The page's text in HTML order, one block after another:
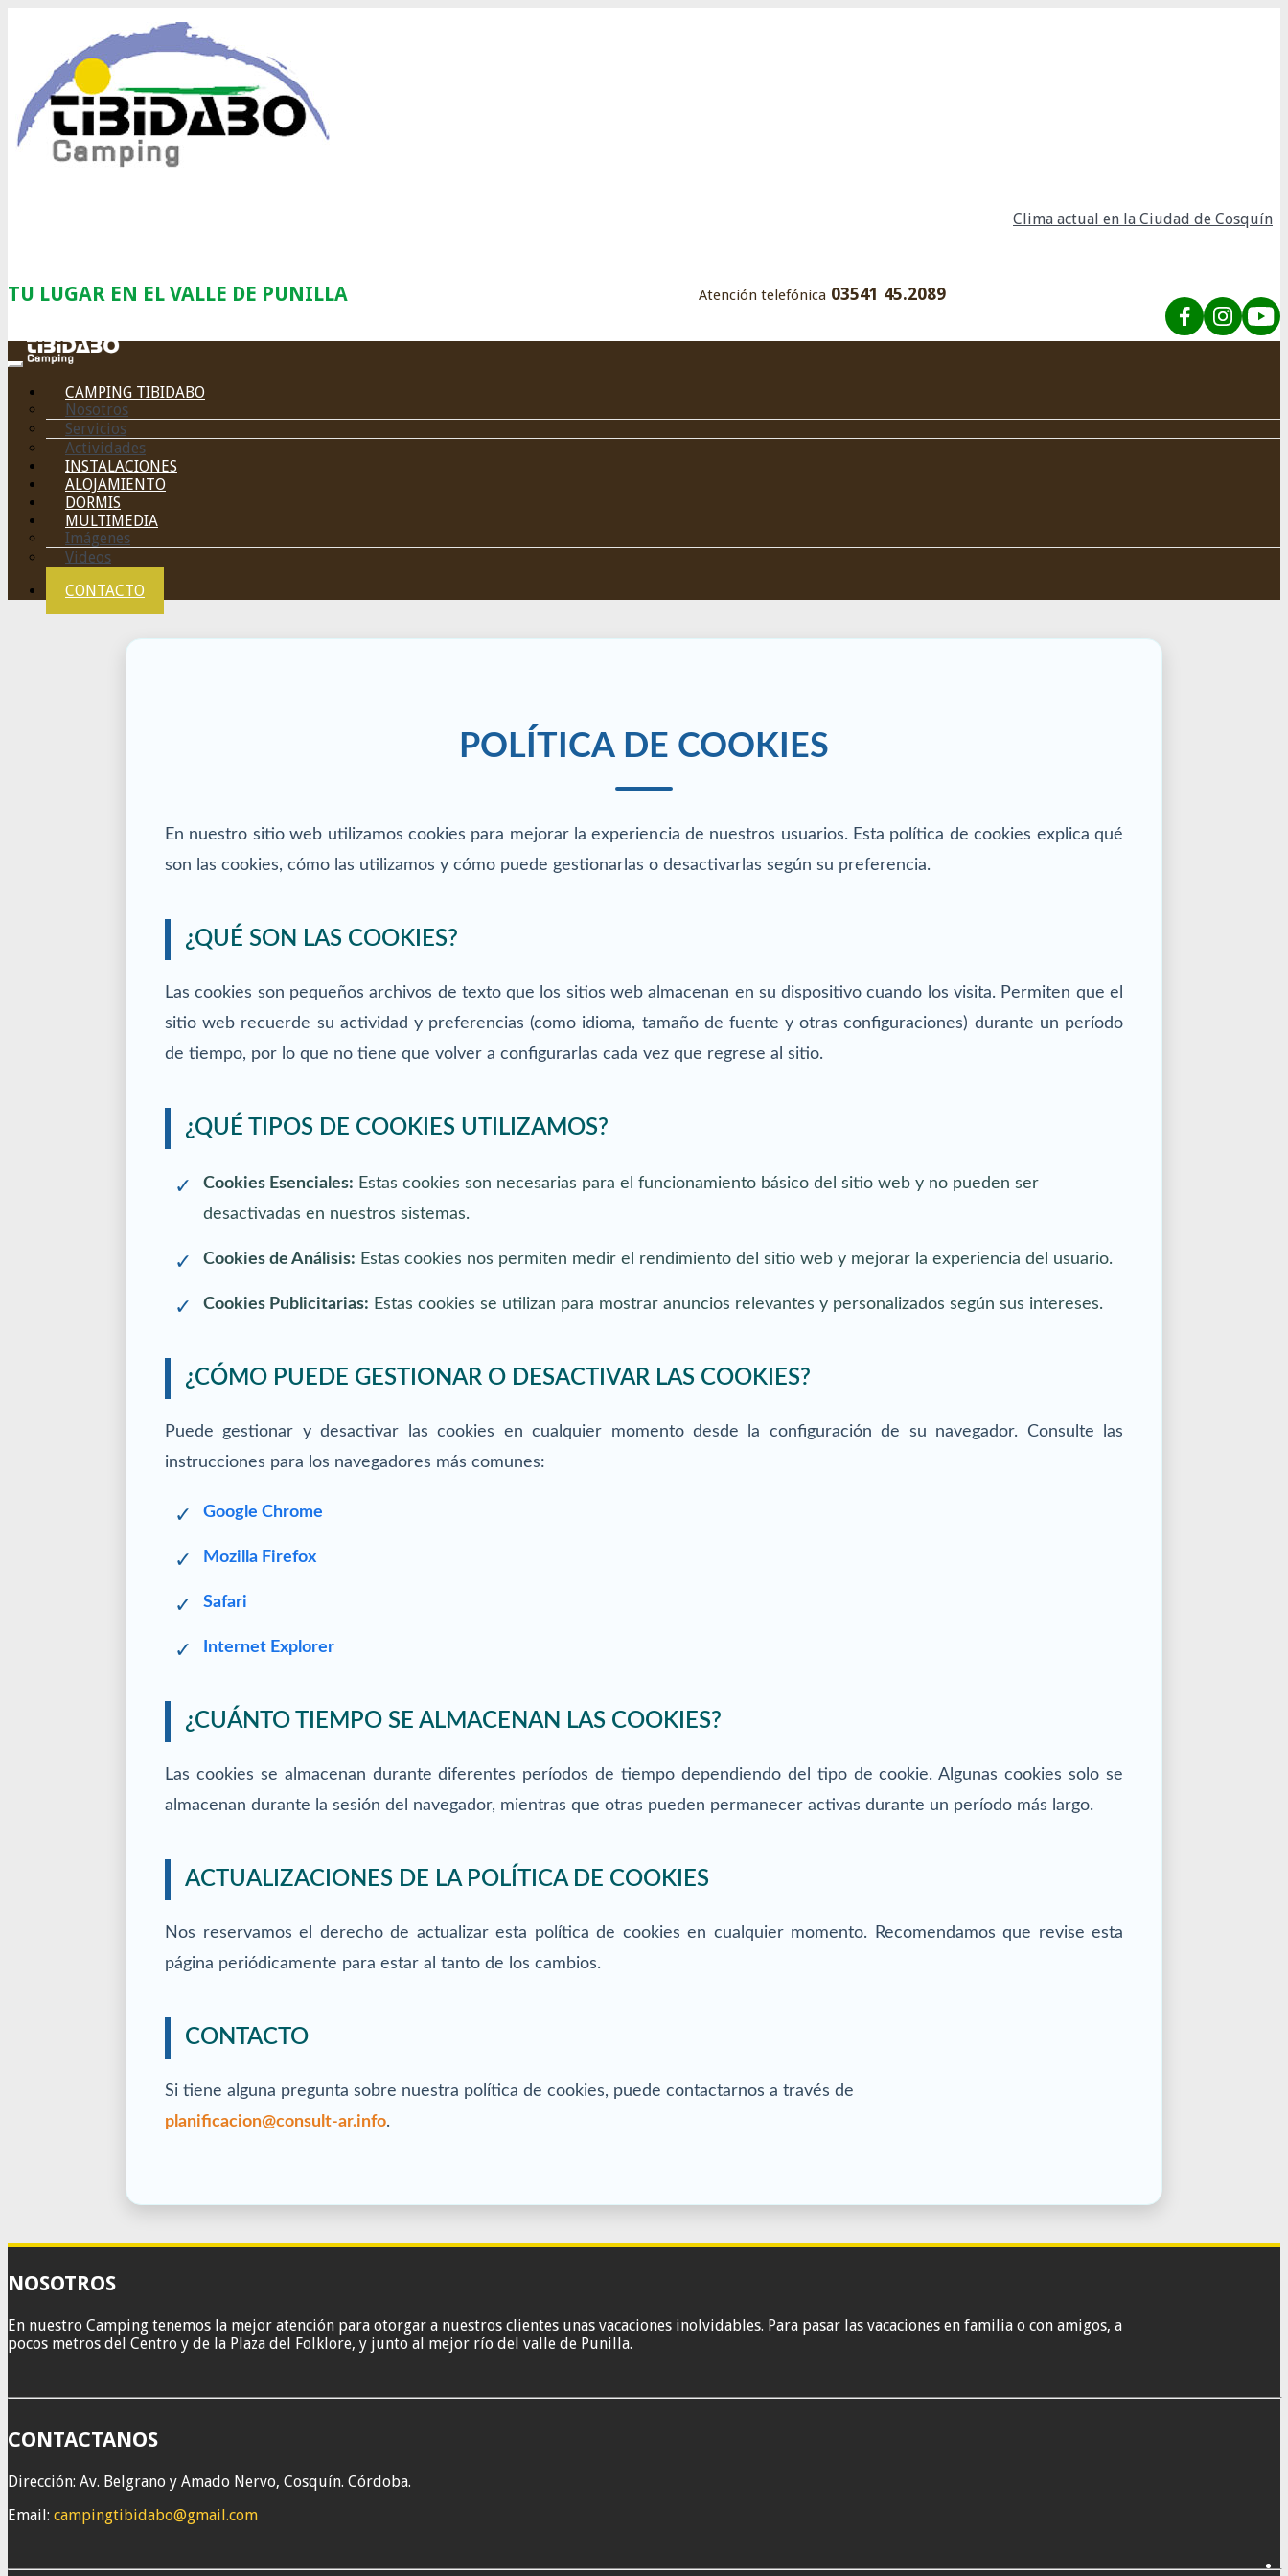
Clima actual en la Ciudad de Cosquín
TU LUGAR EN EL VALLE DE PUNILLA Atención telefónica 03541 45.2089
CAMPING TIBIDABO
Nosotros
Servicios
Actividades
INSTALACIONES
ALOJAMIENTO
DORMIS
MULTIMEDIA
Imágenes
Videos
CONTACTO
POLÍTICA DE COOKIES
En nuestro sitio web utilizamos cookies para mejorar la experiencia de nuestros usuarios. Esta política de cookies explica qué
son las cookies, cómo las utilizamos y cómo puede gestionarlas o desactivarlas según su preferencia.
¿QUÉ SON LAS COOKIES?
Las cookies son pequeños archivos de texto que los sitios web almacenan en su dispositivo cuando los visita. Permiten que el
sitio web recuerde su actividad y preferencias (como idioma, tamaño de fuente y otras configuraciones) durante un período
de tiempo, por lo que no tiene que volver a configurarlas cada vez que regrese al sitio.
¿QUÉ TIPOS DE COOKIES UTILIZAMOS?
Cookies Esenciales: Estas cookies son necesarias para el funcionamiento básico del sitio web y no pueden ser
desactivadas en nuestros sistemas.
Cookies de Análisis: Estas cookies nos permiten medir el rendimiento del sitio web y mejorar la experiencia del usuario.
Cookies Publicitarias: Estas cookies se utilizan para mostrar anuncios relevantes y personalizados según sus intereses.
¿CÓMO PUEDE GESTIONAR O DESACTIVAR LAS COOKIES?
Puede gestionar y desactivar las cookies en cualquier momento desde la configuración de su navegador. Consulte las
instrucciones para los navegadores más comunes:
Google Chrome
Mozilla Firefox
Safari
Internet Explorer
¿CUÁNTO TIEMPO SE ALMACENAN LAS COOKIES?
Las cookies se almacenan durante diferentes períodos de tiempo dependiendo del tipo de cookie. Algunas cookies solo se
almacenan durante la sesión del navegador, mientras que otras pueden permanecer activas durante un período más largo.
ACTUALIZACIONES DE LA POLÍTICA DE COOKIES
Nos reservamos el derecho de actualizar esta política de cookies en cualquier momento. Recomendamos que revise esta
página periódicamente para estar al tanto de los cambios.
CONTACTO
Si tiene alguna pregunta sobre nuestra política de cookies, puede contactarnos a través de
planificacion@consult-ar.info.
NOSOTROS
En nuestro Camping tenemos la mejor atención para otorgar a nuestros clientes unas vacaciones inolvidables. Para pasar las vacaciones en familia o con amigos, a
pocos metros del Centro y de la Plaza del Folklore, y junto al mejor río del valle de Punilla.
CONTACTANOS
Dirección: Av. Belgrano y Amado Nervo, Cosquín. Córdoba.
Email: campingtibidabo@gmail.com